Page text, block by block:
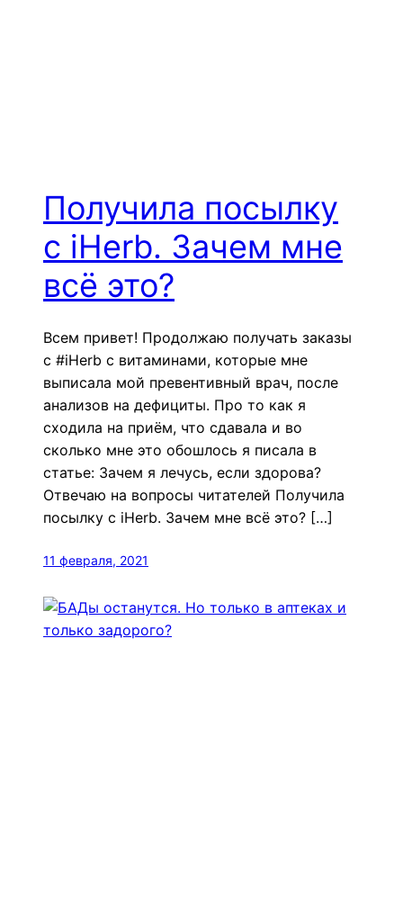
Получила посылку
с iHerb. Зачем мне
всё это?
Всем привет! Продолжаю получать заказы
с #iHerb с витаминами, которые мне
выписала мой превентивный врач, после
анализов на дефициты. Про то как я
сходила на приём, что сдавала и во
сколько мне это обошлось я писала в
статье: Зачем я лечусь, если здорова?
Отвечаю на вопросы читателей Получила
посылку с iHerb. Зачем мне всё это? […]
11 февраля, 2021